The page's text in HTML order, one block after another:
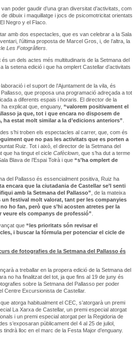
poder gaudir d’una gran diversitat d’activitats, com
dibuix i maquillatge i jocs de psicomotricitat orientats
Negro y el Flaco.
amb dos espectacles, que es van celebrar a la Sala
l’última proposta de Marcel Gros, i, de l’altra, la
Les Fotogrâfiers.
és un dels actes més multitudinaris de la Setmana del
la setena edició i que ha omplert Castellar d’activitats
i el suport de l’Ajuntament de la vila, és
Pallasso, que proposa una programació adreçada a tot
a diferents espais i horaris. El director de la
explicat que, enguany, “valorem positivament el
ja que, tot i que encara no disposem de
ha estat molt similar a la d’edicions anteriors”
s’hi troben els espectacles al carrer, que, com és
que no pas les activitats que es porten a
Ruiz. Tot i això, el director de la Setmana del
que ha tingut el cicle Cafèclown, que s’ha dut a terme
Blava de l’Espai Tolrà i que “s’ha omplert de
del Pallasso és essencialment positiva, Ruiz ha
encara que la ciutadania de Castellar se’l senti
amb la Setmana del Pallasso” , de la mateixa
un festival molt valorat, tant per les companyies
ho fan, però que s’hi acosten atretes per la
els companys de professió”
que “les prioritats són revisar el
i buscar la fórmula per potenciar el cicle de
de fotografies de la Setmana del Pallasso és
a treballar en la propera edició de la Setmana del
no ha finalitzat del tot, ja que fins al 19 de juny és
sobre la Setmana del Pallasso per poder
Centre Excursionista de Castellar.
atorga habitualment el CEC, s’atorgarà un premi
La Xarxa de Castellar, un premi especial atorgat
i un premi especial atorgat per la Regidoria de
s’exposaran públicament del 4 al 25 de juliol,
tindrà lloc en el marc de la Festa Major d’enguany.